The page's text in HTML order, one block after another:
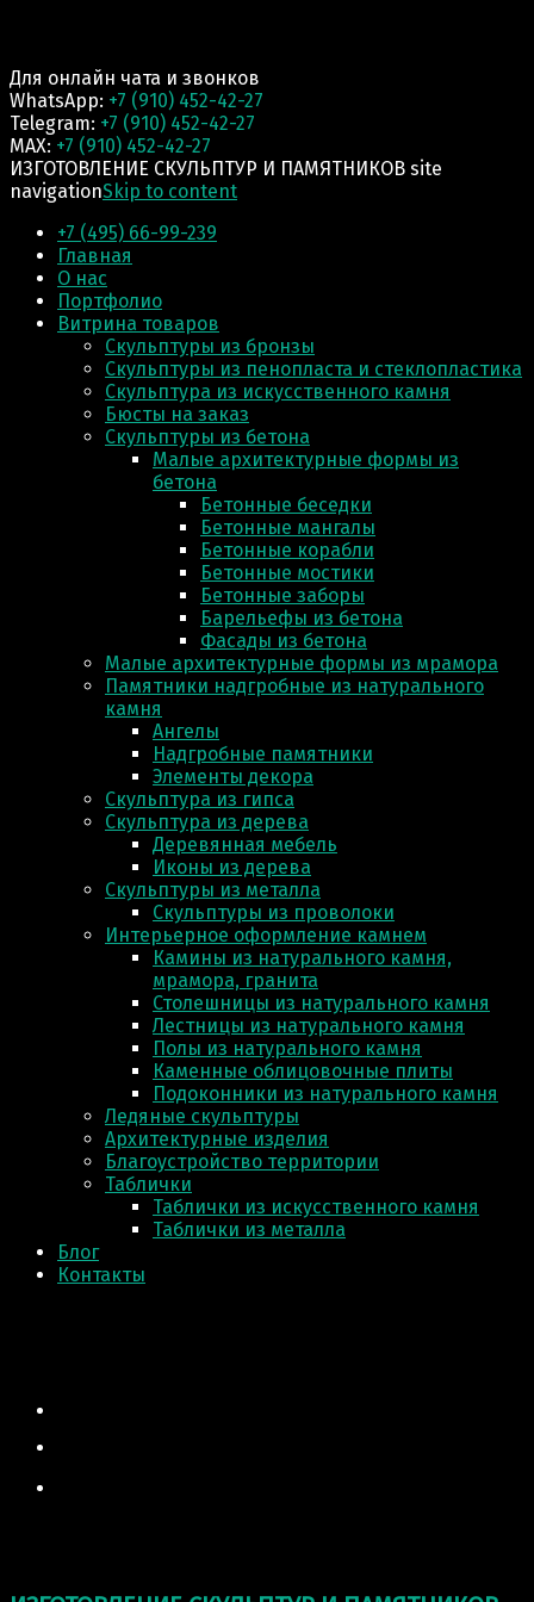
Для онлайн чата и звонков
WhatsApp: +7 (910) 452-42-27
Telegram: +7 (910) 452-42-27
MAX: +7 (910) 452-42-27
ИЗГОТОВЛЕНИЕ СКУЛЬПТУР И ПАМЯТНИКОВ site
navigationSkip to content
+7 (495) 66-99-239
Главная
О нас
Портфолио
Витрина товаров
Скульптуры из бронзы
Скульптуры из пенопласта и стеклопластика
Скульптура из искусственного камня
Бюсты на заказ
Скульптуры из бетона
Малые архитектурные формы из
бетона
Бетонные беседки
Бетонные мангалы
Бетонные корабли
Бетонные мостики
Бетонные заборы
Барельефы из бетона
Фасады из бетона
Малые архитектурные формы из мрамора
Памятники надгробные из натурального
камня
Ангелы
Надгробные памятники
Элементы декора
Скульптура из гипса
Скульптура из деревa
Деревянная мебель
Иконы из дерева
Скульптуры из металла
Скульптуры из проволоки
Интерьерное оформление камнем
Камины из натурального камня,
мрамора, гранита
Столешницы из натурального камня
Лестницы из натурального камня
Полы из натурального камня
Каменные облицовочные плиты
Подоконники из натурального камня
Ледяные скульптуры
Архитектурные изделия
Благоустройство территории
Таблички
Таблички из искусственного камня
Таблички из металла
Блог
Контакты